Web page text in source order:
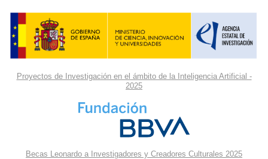
Proyectos de Investigación en el ámbito de la Inteligencia Artificial -
2025
Becas Leonardo a Investigadores y Creadores Culturales 2025